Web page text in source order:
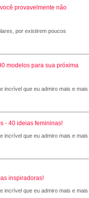
provavelmente não
por existirem poucos
modelos para sua próxima
incrível que eu admiro mais e mais
- 40 ideias femininas!
incrível que eu admiro mais e mais
inspiradoras!
incrível que eu admiro mais e mais